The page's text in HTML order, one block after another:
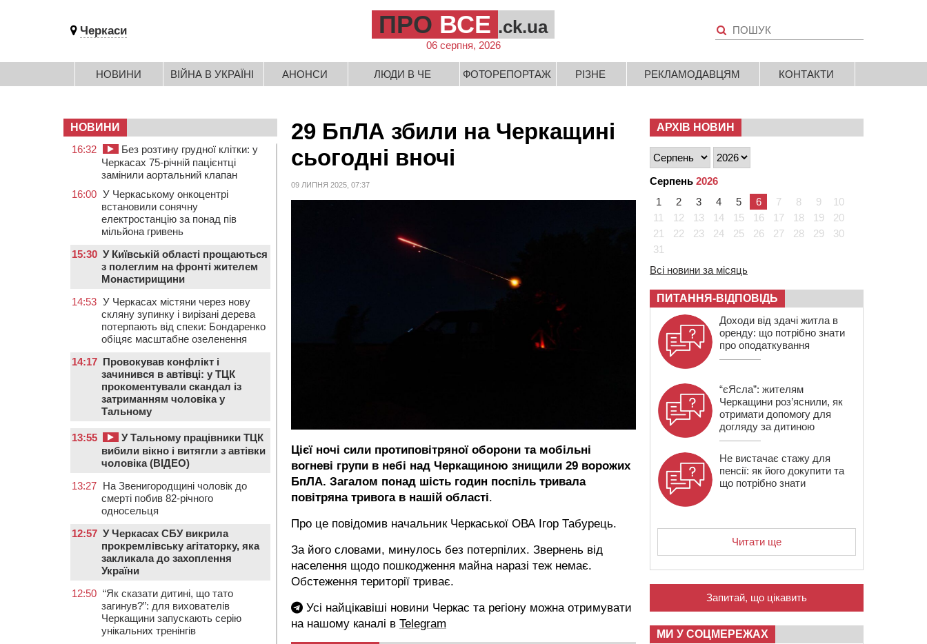
Черкаси ПРО ВСЕ .ck.ua
06 серпня, 2026
НОВИНИ ВІЙНА В УКРАЇНІ АНОНСИ ЛЮДИ В ЧЕ ФОТОРЕПОРТАЖ РІЗНЕ РЕКЛАМОДАВЦЯМ КОНТАКТИ
29 БпЛА збили на Черкащині
сьогодні вночі
09 ЛИПНЯ 2025, 07:37
Цієї ночі сили протиповітряної оборони та мобільні
вогневі групи в небі над Черкащиною знищили 29 ворожих
БпЛА. Загалом понад шість годин поспіль тривала
повітряна тривога в нашій області.
Про це повідомив начальник Черкаської ОВА Ігор Табурець.
За його словами, минулось без потерпілих. Звернень від
населення щодо пошкодження майна наразі теж немає.
Обстеження території триває.
Усі найцікавіші новини Черкас та регіону можна отримувати
на нашому каналі в Telegram
НОВИНИ
16:32
Без розтину грудної клітки: у
Черкасах 75-річній пацієнтці
замінили аортальний клапан
16:00 У Черкаському онкоцентрі
встановили сонячну
електростанцію за понад пів
мільйона гривень
15:30 У Київській області прощаються
з полеглим на фронті жителем
Монастирищини
14:53 У Черкасах містяни через нову
скляну зупинку і вирізані дерева
потерпають від спеки: Бондаренко
обіцяє масштабне озеленення
14:17 Провокував конфлікт і
зачинився в автівці: у ТЦК
прокоментували скандал із
затриманням чоловіка у
Тальному
13:55
У Тальному працівники ТЦК
вибили вікно і витягли з автівки
чоловіка (ВІДЕО)
13:27 На Звенигородщині чоловік до
смерті побив 82-річного
односельця
12:57 У Черкасах СБУ викрила
прокремлівську агітаторку, яка
закликала до захоплення
України
12:50 “Як сказати дитині, що тато
загинув?”: для вихователів
Черкащини запускають серію
унікальних тренінгів
АРХІВ НОВИН
Серпень 2026
1
2 3 4 5 6 7 8 9
10
11
12 13 14 15 16 17 18 19
20
21
22 23 24 25 26 27 28 29
30
31
Всі новини за місяць
ПИТАННЯ-ВІДПОВІДЬ
Доходи від здачі житла в
оренду: що потрібно знати
про оподаткування
“єЯсла”: жителям
Черкащини роз’яснили, як
отримати допомогу для
догляду за дитиною
Не вистачає стажу для
пенсії: як його докупити та
що потрібно знати
Читати ще
Запитай, що цікавить
МИ У СОЦМЕРЕЖАХ